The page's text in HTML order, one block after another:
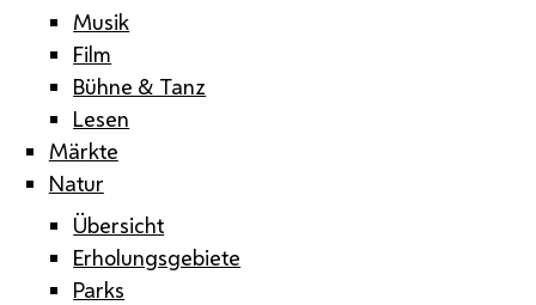
Musik
Film
Bühne & Tanz
Lesen
Märkte
Natur
Übersicht
Erholungsgebiete
Parks